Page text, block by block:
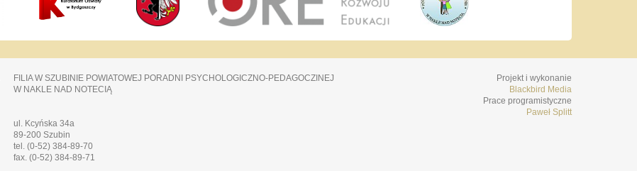
FILIA W SZUBINIE POWIATOWEJ PORADNI PSYCHOLOGICZNO-PEDAGOCZINEJ
W NAKLE NAD NOTECIĄ
ul. Kcyńska 34a
89-200 Szubin
tel. (0-52) 384-89-70
fax. (0-52) 384-89-71
Projekt i wykonanie
Blackbird Media
Prace programistyczne
Paweł Splitt